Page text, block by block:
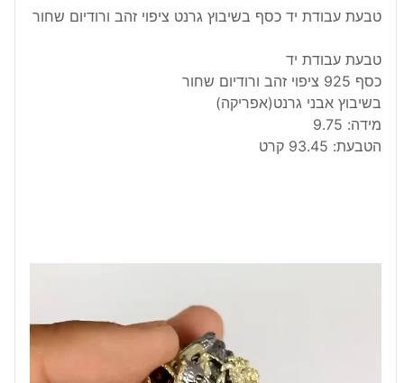
טבעת עבודת יד כסף בשיבוץ גרנט ציפוי זהב ורודיום שחור
טבעת עבודת יד
כסף 925 ציפוי זהב ורודיום שחור
בשיבוץ אבני גרנט(אפריקה)
מידה: 9.75
הטבעת: 93.45 קרט